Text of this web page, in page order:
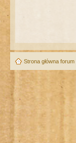
Strona główna forum